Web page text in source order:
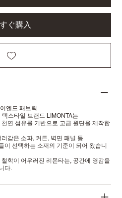
ぐ購入
엔드 패브릭
스타일 브랜드 LIMONTA는
연 섬유를 기반으로 고급 원단을 제작합
감은 소파, 커튼, 벽면 패널 등
이 선택하는 소재의 기준이 되어 왔습니
학이 어우러진 리몬타는, 공간에 영감을
다.